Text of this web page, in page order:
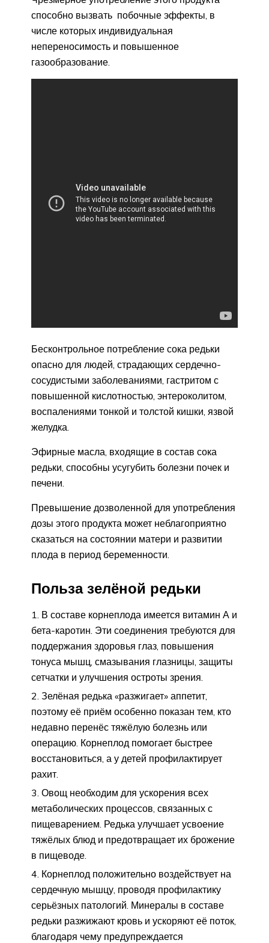
способно вызвать побочные эффекты, в
числе которых индивидуальная
непереносимость и повышенное
газообразование.
Бесконтрольное потребление сока редьки
опасно для людей, страдающих сердечно-
сосудистыми заболеваниями, гастритом с
повышенной кислотностью, энтероколитом,
воспалениями тонкой и толстой кишки, язвой
желудка.
Эфирные масла, входящие в состав сока
редьки, способны усугубить болезни почек и
печени.
Превышение дозволенной для употребления
дозы этого продукта может неблагоприятно
сказаться на состоянии матери и развитии
плода в период беременности.
Польза зелёной редьки
В составе корнеплода имеется витамин А и
бета-каротин. Эти соединения требуются для
поддержания здоровья глаз, повышения
тонуса мышц, смазывания глазницы, защиты
сетчатки и улучшения остроты зрения.
Зелёная редька «разжигает» аппетит,
поэтому её приём особенно показан тем, кто
недавно перенёс тяжёлую болезнь или
операцию. Корнеплод помогает быстрее
восстановиться, а у детей профилактирует
рахит.
Овощ необходим для ускорения всех
метаболических процессов, связанных с
пищеварением. Редька улучшает усвоение
тяжёлых блюд и предотвращает их брожение
в пищеводе.
Корнеплод положительно воздействует на
сердечную мышцу, проводя профилактику
серьёзных патологий. Минералы в составе
редьки разжижают кровь и ускоряют её поток,
благодаря чему предупреждается